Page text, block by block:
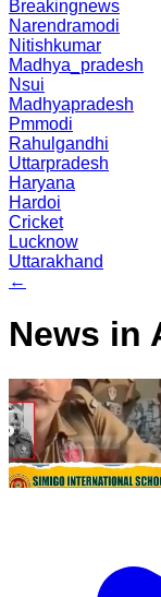
Breakingnews
Narendramodi
Nitishkumar
Madhya_pradesh
Nsui
Madhyapradesh
Pmmodi
Rahulgandhi
Uttarpradesh
Haryana
Hardoi
Cricket
Lucknow
Uttarakhand
←
News in